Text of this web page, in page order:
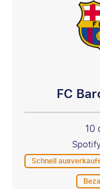
FC
10
Schnell ausverkauft